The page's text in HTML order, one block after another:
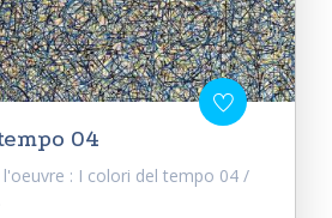
04
: I colori del tempo 04 /